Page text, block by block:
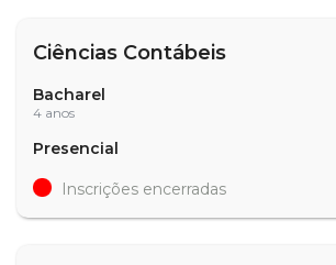
Ciências Contábeis
Bacharel
4 anos
Presencial
Inscrições encerradas